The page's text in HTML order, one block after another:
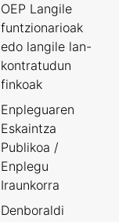
OEP Langile
funtzionarioak
edo langile lan-
kontratudun
finkoak
Enpleguaren
Eskaintza
Publikoa /
Enplegu
Iraunkorra
Denboraldi